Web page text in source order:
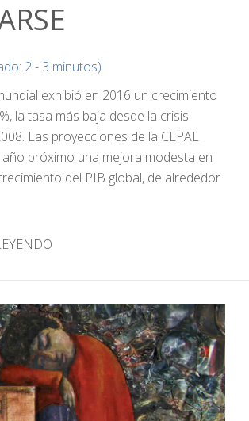
2 - 3 minutos)
exhibió en 2016 un crecimiento
la tasa más baja desde la crisis
Las proyecciones de la CEPAL
próximo una mejora modesta en
del PIB global, de alrededor